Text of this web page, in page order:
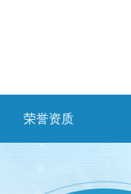
荣誉资质